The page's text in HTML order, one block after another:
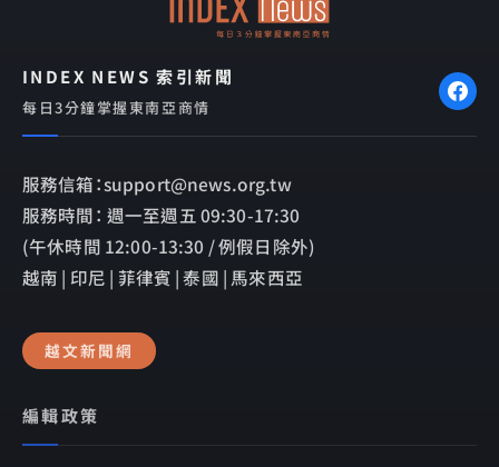
INDEX NEWS 索引新聞
每日3分鐘掌握東南亞商情
服務信箱：support@news.org.tw
服務時間： 週一至週五 09:30-17:30
(午休時間 12:00-13:30 / 例假日除外)
越南 | 印尼 | 菲律賓 | 泰國 | 馬來西亞
越文新聞網
編輯政策